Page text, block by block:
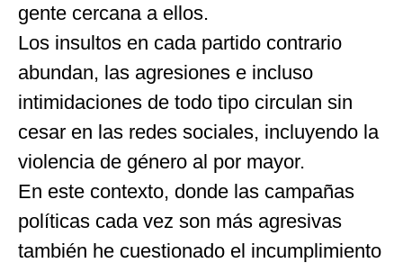
gente cercana a ellos.
Los insultos en cada partido contrario
abundan, las agresiones e incluso
intimidaciones de todo tipo circulan sin
cesar en las redes sociales, incluyendo la
violencia de género al por mayor.
En este contexto, donde las campañas
políticas cada vez son más agresivas
también he cuestionado el incumplimiento